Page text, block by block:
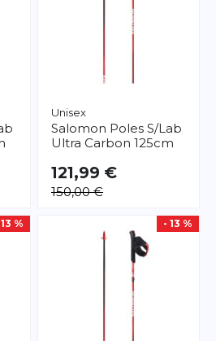
Unisex
Salomon Poles S/Lab
Ultra Carbon 125cm
121,99 €
150,00 €
% - 13 %